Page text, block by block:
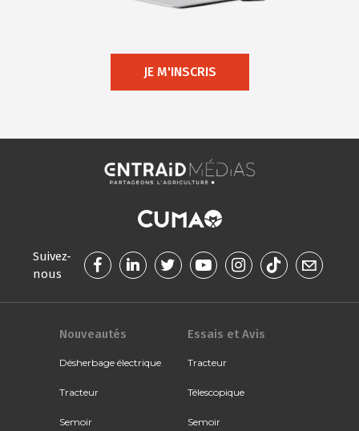
JE M'INSCRIS
Suivez-
nous
Nouveautés
Désherbage électrique
Tracteur
Semoir
Essais et Avis
Tracteur
Télescopique
Semoir